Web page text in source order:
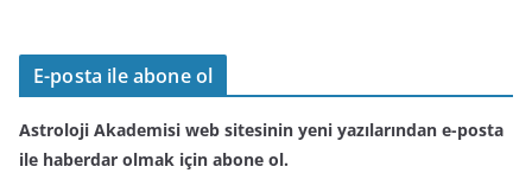
E-posta ile abone ol
Astroloji Akademisi web sitesinin yeni yazılarından e-posta
ile haberdar olmak için abone ol.